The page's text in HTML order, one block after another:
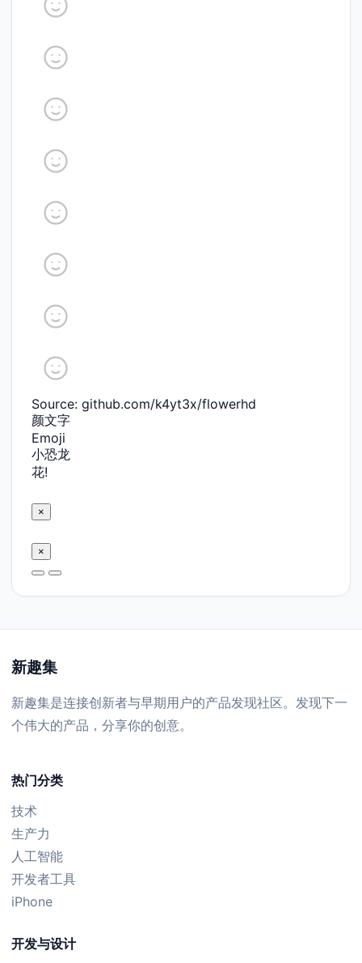
Source: github.com/k4yt3x/flowerhd
颜文字
Emoji
小恐龙
花!
×
×
新趣集
新趣集是连接创新者与早期用户的产品发现社区。发现下一
个伟大的产品，分享你的创意。
热门分类
技术
生产力
人工智能
开发者工具
iPhone
开发与设计